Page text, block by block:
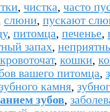
, чистка, часто
слюни, пускают
, питомца, печенье,
запах,
кровоточат, кошки,
вашего питомца,
камня,
зубов,